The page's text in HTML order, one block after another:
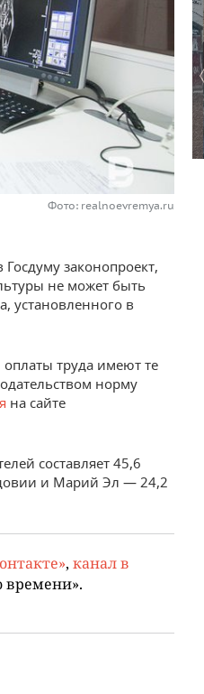
Фото: realnoevremya.ru
законопроект,
не может быть
установленного в
труда имеют те
норму
на сайте
составляет 45,6
и Марий Эл — 24,2
, канал в
времени».